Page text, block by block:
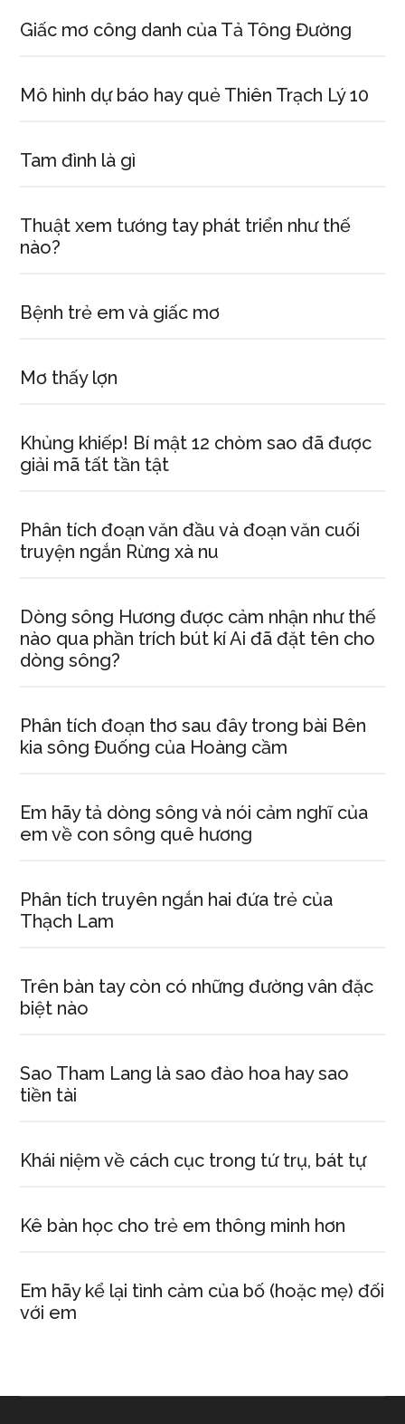
Giấc mơ công danh của Tả Tông Đường
Mô hình dự báo hay quẻ Thiên Trạch Lý 10
Tam đình là gì
Thuật xem tướng tay phát triển như thế
nào?
Bệnh trẻ em và giấc mơ
Mơ thấy lợn
Khủng khiếp! Bí mật 12 chòm sao đã được
giải mã tất tần tật
Phân tích đoạn văn đầu và đoạn văn cuối
truyện ngắn Rừng xà nu
Dòng sông Hương được cảm nhận như thế
nào qua phần trích bút kí Ai đã đặt tên cho
dòng sông?
Phân tích đoạn thơ sau đây trong bài Bên
kia sông Đuống của Hoàng cầm
Em hãy tả dòng sông và nói cảm nghĩ của
em về con sông quê hương
Phân tích truyên ngắn hai đứa trẻ của
Thạch Lam
Trên bàn tay còn có những đường vân đặc
biệt nào
Sao Tham Lang là sao đào hoa hay sao
tiền tài
Khái niệm về cách cục trong tứ trụ, bát tự
Kê bàn học cho trẻ em thông minh hơn
Em hãy kể lại tình cảm của bố (hoặc mẹ) đối
với em